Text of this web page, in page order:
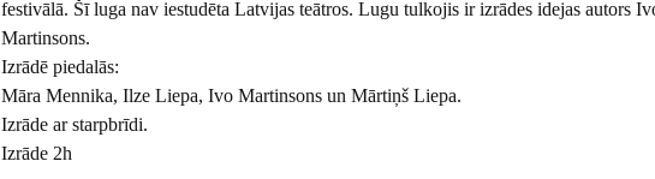
festivālā. Šī luga nav iestudēta Latvijas teātros. Lugu tulkojis ir izrādes idejas autors
Martinsons.
Izrādē piedalās:
Māra Mennika, Ilze Liepa, Ivo Martinsons un Mārtiņš Liepa.
Izrāde ar starpbrīdi.
Izrāde 2h